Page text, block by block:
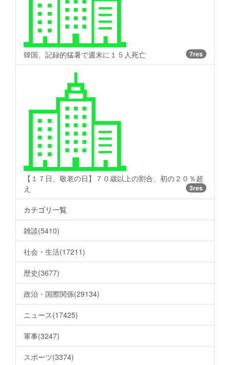
韓国、記録的猛暑で週末に１５人死亡 7res
【１７日、敬老の日】７０歳以上の割合、初の２０％超
え
3res
カテゴリ一覧
雑談(5410)
社会・生活(17211)
歴史(3677)
政治・国際関係(29134)
ニュース(17425)
軍事(3247)
スポーツ(3374)